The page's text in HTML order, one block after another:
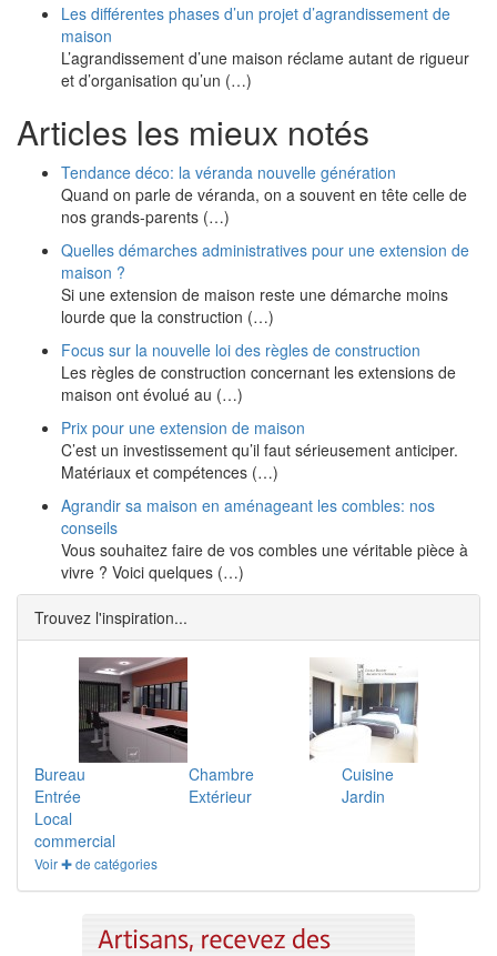
Les différentes phases d’un projet d’agrandissement de
maison
L’agrandissement d’une maison réclame autant de rigueur
et d’organisation qu’un (…)
Articles les mieux notés
Tendance déco: la véranda nouvelle génération
Quand on parle de véranda, on a souvent en tête celle de
nos grands-parents (…)
Quelles démarches administratives pour une extension de
maison ?
Si une extension de maison reste une démarche moins
lourde que la construction (…)
Focus sur la nouvelle loi des règles de construction
Les règles de construction concernant les extensions de
maison ont évolué au (…)
Prix pour une extension de maison
C’est un investissement qu’il faut sérieusement anticiper.
Matériaux et compétences (…)
Agrandir sa maison en aménageant les combles: nos
conseils
Vous souhaitez faire de vos combles une véritable pièce à
vivre ? Voici quelques (…)
Trouvez l'inspiration...
Bureau Chambre
Cuisine
Entrée
Extérieur
Jardin
Local
commercial
Voir ✚ de catégories